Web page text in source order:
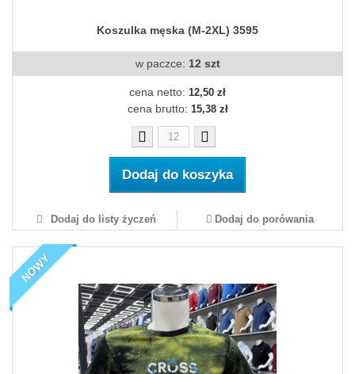
Koszulka męska (M-2XL) 3595
w paczce: 12 szt
cena netto: 12,50 zł
cena brutto: 15,38 zł
Dodaj do koszyka
Dodaj do listy życzeń Dodaj do porówania
NOWY